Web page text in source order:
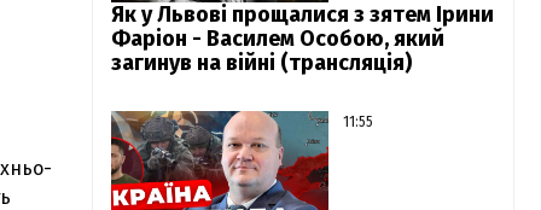
Як у Львові прощалися з зятем Ірини
Фаріон - Василем Особою, який
загинув на війні (трансляція)
11:55